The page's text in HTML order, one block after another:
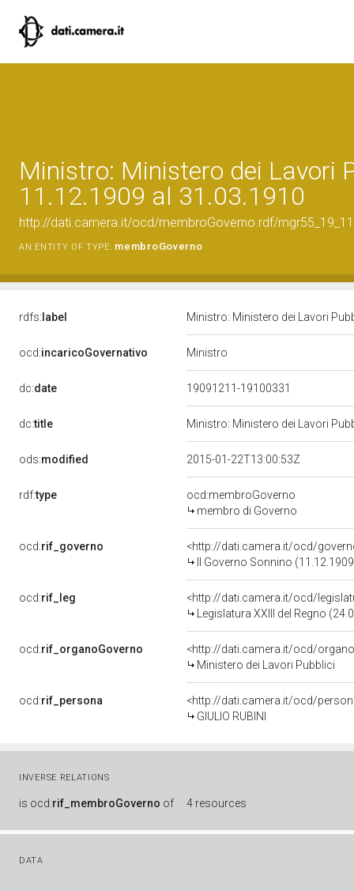
Ministro: Ministero dei Lavori
11.12.1909 al 31.03.1910
http://dati.camera.it/ocd/membroGoverno.rdf/
AN ENTITY OF TYPE: membroGoverno
rdfs: label Ministro: Ministero dei Lavori
ocd:incaricoGovernativo Ministro
dc:date 19091211-19100331
dc:title Ministro: Ministero dei Lavori
ods:modified 2015-01-22T13:00:53Z
rdf:type
ocd:membroGoverno
membro di Governo
ocd:rif_governo
<http://dati.camera.it/ocd/
II Governo Sonnino
ocd:rif_leg
<http://dati.camera.it/ocd/
Legislatura XXIII del Regno
ocd:rif_organoGoverno
<http://dati.camera.it/ocd/
Ministero dei Lavori Pubblici
ocd:rif_persona
<http://dati.camera.it/ocd/
GIULIO RUBINI
INVERSE RELATIONS
is ocd:rif_membroGoverno of 4 resources
DATA